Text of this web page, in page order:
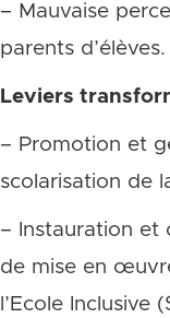
– Mauvaise
parents d’élèves.
Leviers
– Promotion et
scolarisation de
– Instauration et
de mise en
l’Ecole Inclusive